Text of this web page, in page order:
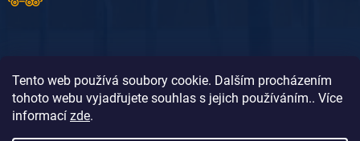
Tento web používá soubory cookie. Dalším procházením
tohoto webu vyjadřujete souhlas s jejich používáním.. Více
informací zde.
Doprava platba dobírkou od 119 Kč